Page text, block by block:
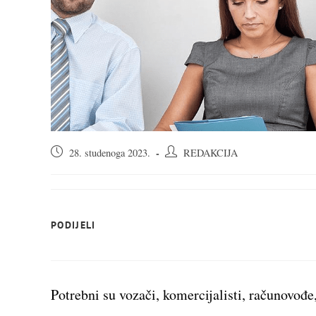
Objava28. studenoga 2023.
AutorREDAKCIJA
PODIJELI
Potrebni su vozači, komercijalisti,